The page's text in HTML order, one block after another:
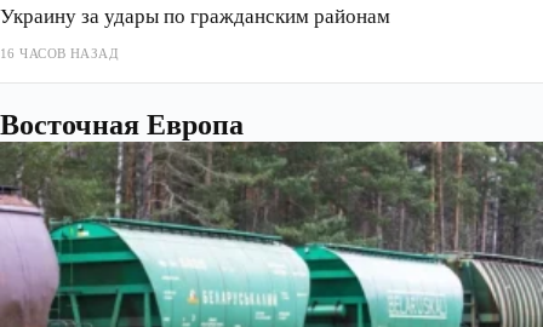
Украину за удары по гражданским районам
16 ЧАСОВ НАЗАД
Восточная Европа